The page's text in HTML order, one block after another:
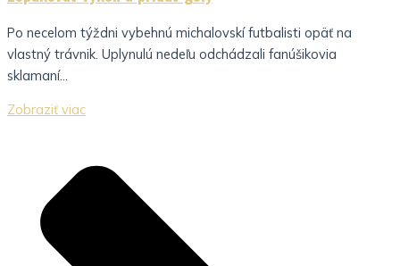
Po necelom týždni vybehnú michalovskí futbalisti opäť na
vlastný trávnik. Uplynulú nedeľu odchádzali fanúšikovia
sklamaní...
Zobraziť viac